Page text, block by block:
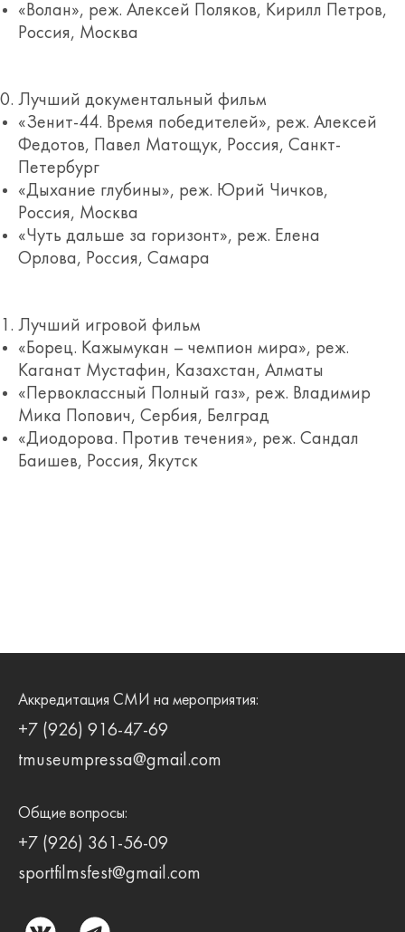
«Волан», реж. Алексей Поляков, Кирилл Петров,
Россия, Москва
Лучший документальный фильм
«Зенит-44. Время победителей», реж. Алексей
Федотов, Павел Матощук, Россия, Санкт-
Петербург
«Дыхание глубины», реж. Юрий Чичков,
Россия, Москва
«Чуть дальше за горизонт», реж. Елена
Орлова, Россия, Самара
Лучший игровой фильм
«Борец. Кажымукан – чемпион мира», реж.
Каганат Мустафин, Казахстан, Алматы
«Первоклассный Полный газ», реж. Владимир
Мика Попович, Сербия, Белград
«Диодорова. Против течения», реж. Сандал
Баишев, Россия, Якутск
Аккредитация СМИ на мероприятия:
+7 (926) 916-47-69
tmuseumpressa@gmail.com
Общие вопросы:
+7 (926) 361-56-09
sportfilmsfest@gmail.com